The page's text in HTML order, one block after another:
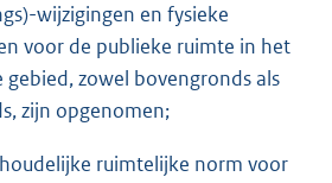
wijzigingen en fysieke
voor de publieke ruimte in het
zowel bovengronds als
zijn opgenomen;
ruimtelijke norm voor